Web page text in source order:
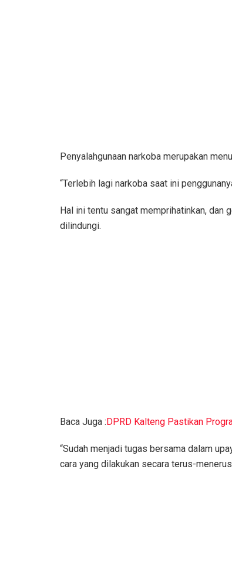
Penyalahgunaan narkoba merupakan
“Terlebih lagi narkoba saat ini
Hal ini tentu sangat memprihatinkan, dan
dilindungi.
Baca Juga :DPRD Kalteng Pastikan
“Sudah menjadi tugas bersama dalam
cara yang dilakukan secara terus-